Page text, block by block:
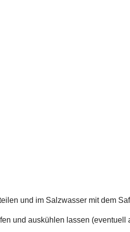
und im Salzwasser mit dem
und auskühlen lassen (eventuell